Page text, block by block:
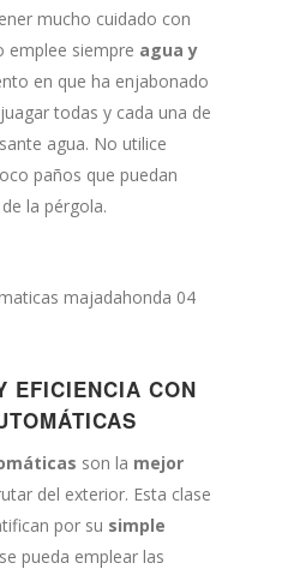
mucho cuidado con
emplee siempre agua y
en que ha enjabonado
todas y cada una de
agua. No utilice
paños que puedan
la pérgola.
EFICIENCIA CON
son la mejor
del exterior. Esta clase
por su simple
pueda emplear las